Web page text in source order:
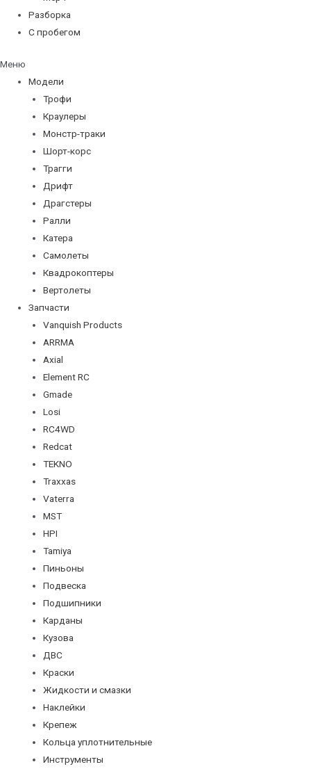
Разборка
С пробегом
Меню
Модели
Трофи
Краулеры
Монстр-траки
Шорт-корс
Трагги
Дрифт
Драгстеры
Ралли
Катера
Самолеты
Квадрокоптеры
Вертолеты
Запчасти
Vanquish Products
ARRMA
Axial
Element RC
Gmade
Losi
RC4WD
Redcat
TEKNO
Traxxas
Vaterra
MST
HPI
Tamiya
Пиньоны
Подвеска
Подшипники
Карданы
Кузова
ДВС
Краски
Жидкости и смазки
Наклейки
Крепеж
Кольца уплотнительные
Инструменты